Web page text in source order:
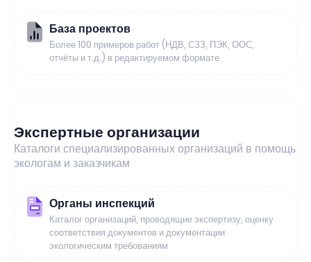
База проектов
Более 100 примеров работ (НДВ, СЗЗ, ПЭК, ООС,
отчёты и т.д.) в редактируемом формате
Экспертные организации
Каталоги специализированных организаций в помощь
экологам и заказчикам
Органы инспекций
Каталог организаций, проводящие экспертизу, оценку
соответствия документов и документации
экологическим требованиям